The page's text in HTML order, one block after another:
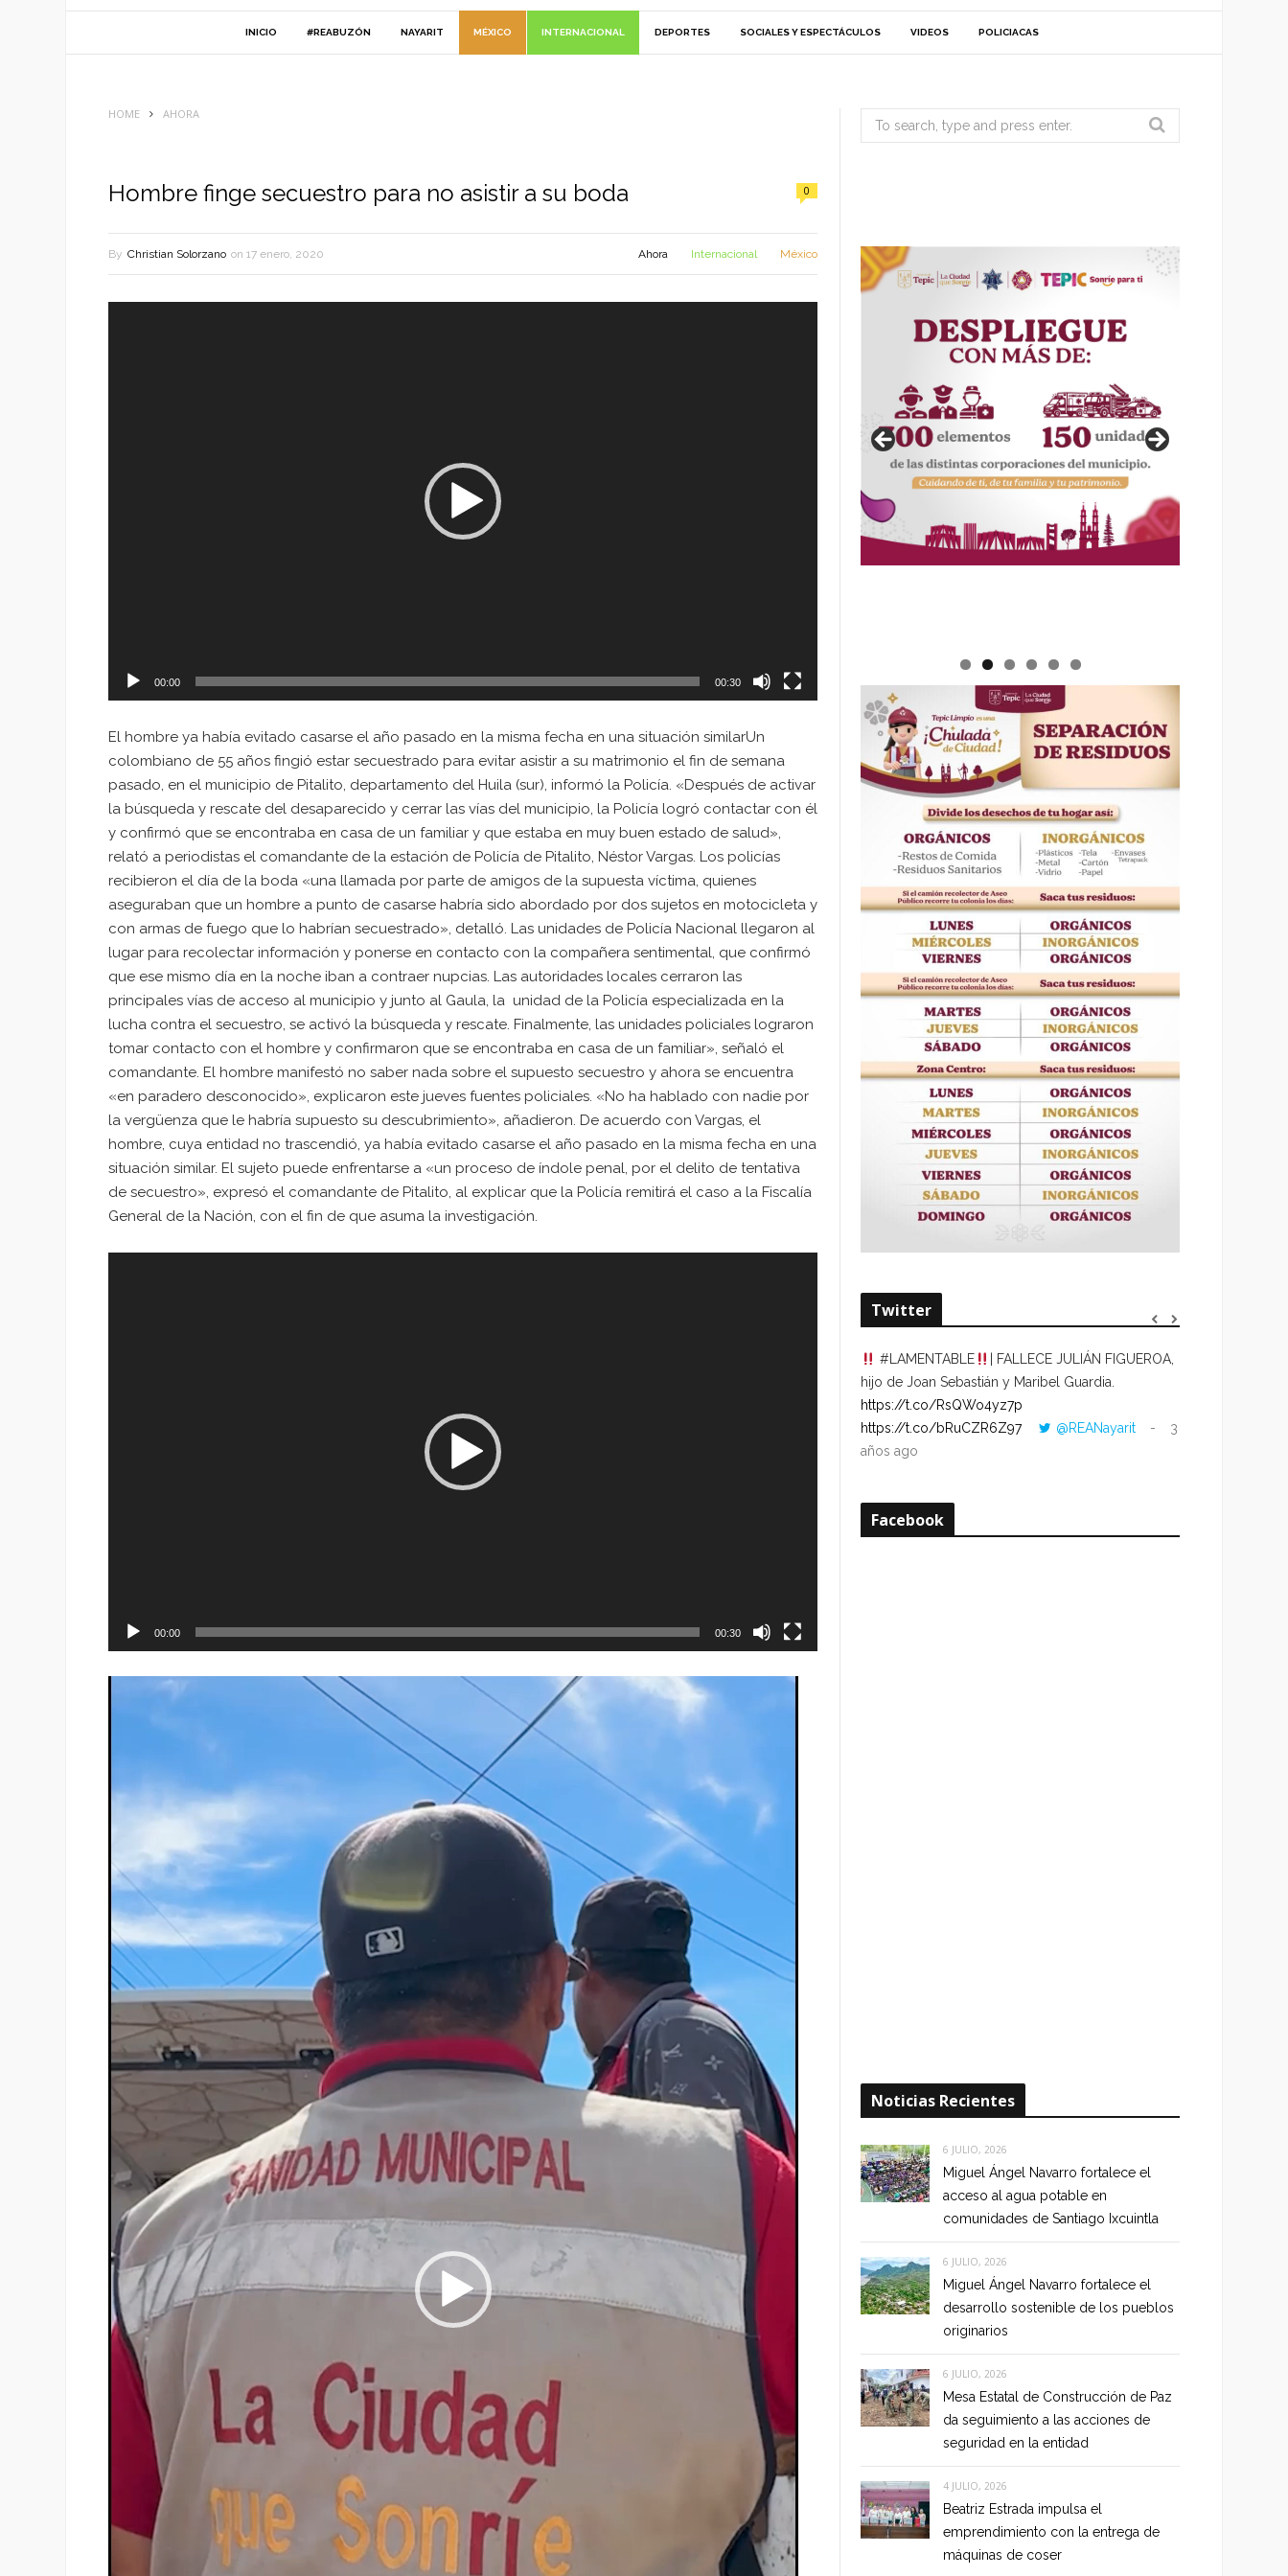
INICIO #REABUZÓN NAYARIT MÉXICO INTERNACIONAL DEPORTES SOCIALES Y ESPECTÁCULOS VIDEOS POLICIACAS
HOME AHORA
Hombre finge secuestro para no asistir a su boda 0
By Christian Solorzano on 17 enero, 2020 Ahora Internacional México
00:00 00:30
El hombre ya había evitado casarse el año pasado en la misma fecha en una situación similarUn
colombiano de 55 años fingió estar secuestrado para evitar asistir a su matrimonio el fin de semana
pasado, en el municipio de Pitalito, departamento del Huila (sur), informó la Policía. «Después de activar
la búsqueda y rescate del desaparecido y cerrar las vías del municipio, la Policía logró contactar con él
y confirmó que se encontraba en casa de un familiar y que estaba en muy buen estado de salud»,
relató a periodistas el comandante de la estación de Policía de Pitalito, Néstor Vargas. Los policías
recibieron el día de la boda «una llamada por parte de amigos de la supuesta víctima, quienes
aseguraban que un hombre a punto de casarse habría sido abordado por dos sujetos en motocicleta y
con armas de fuego que lo habrían secuestrado», detalló. Las unidades de Policía Nacional llegaron al
lugar para recolectar información y ponerse en contacto con la compañera sentimental, que confirmó
que ese mismo día en la noche iban a contraer nupcias. Las autoridades locales cerraron las
principales vías de acceso al municipio y junto al Gaula, la unidad de la Policía especializada en la
lucha contra el secuestro, se activó la búsqueda y rescate. Finalmente, las unidades policiales lograron
tomar contacto con el hombre y confirmaron que se encontraba en casa de un familiar», señaló el
comandante. El hombre manifestó no saber nada sobre el supuesto secuestro y ahora se encuentra
«en paradero desconocido», explicaron este jueves fuentes policiales. «No ha hablado con nadie por
la vergüenza que le habría supuesto su descubrimiento», añadieron. De acuerdo con Vargas, el
hombre, cuya entidad no trascendió, ya había evitado casarse el año pasado en la misma fecha en una
situación similar. El sujeto puede enfrentarse a «un proceso de índole penal, por el delito de tentativa
de secuestro», expresó el comandante de Pitalito, al explicar que la Policía remitirá el caso a la Fiscalía
General de la Nación, con el fin de que asuma la investigación.
00:00 00:30
Reproductor
Search
for:
Twitter
#LAMENTABLE
| FALLECE JULIÁN FIGUEROA,
hijo de Joan Sebastián y Maribel Guardia.
https://t.co/RsQWo4yz7p
https://t.co/bRuCZR6Z97
@REANayarit
3
años ago
Facebook
Noticias Recientes
6 JULIO, 2026
Miguel Ángel Navarro fortalece el
acceso al agua potable en
comunidades de Santiago Ixcuintla
6 JULIO, 2026
Miguel Ángel Navarro fortalece el
desarrollo sostenible de los pueblos
originarios
6 JULIO, 2026
Mesa Estatal de Construcción de Paz
da seguimiento a las acciones de
seguridad en la entidad
4 JULIO, 2026
Beatriz Estrada impulsa el
emprendimiento con la entrega de
máquinas de coser